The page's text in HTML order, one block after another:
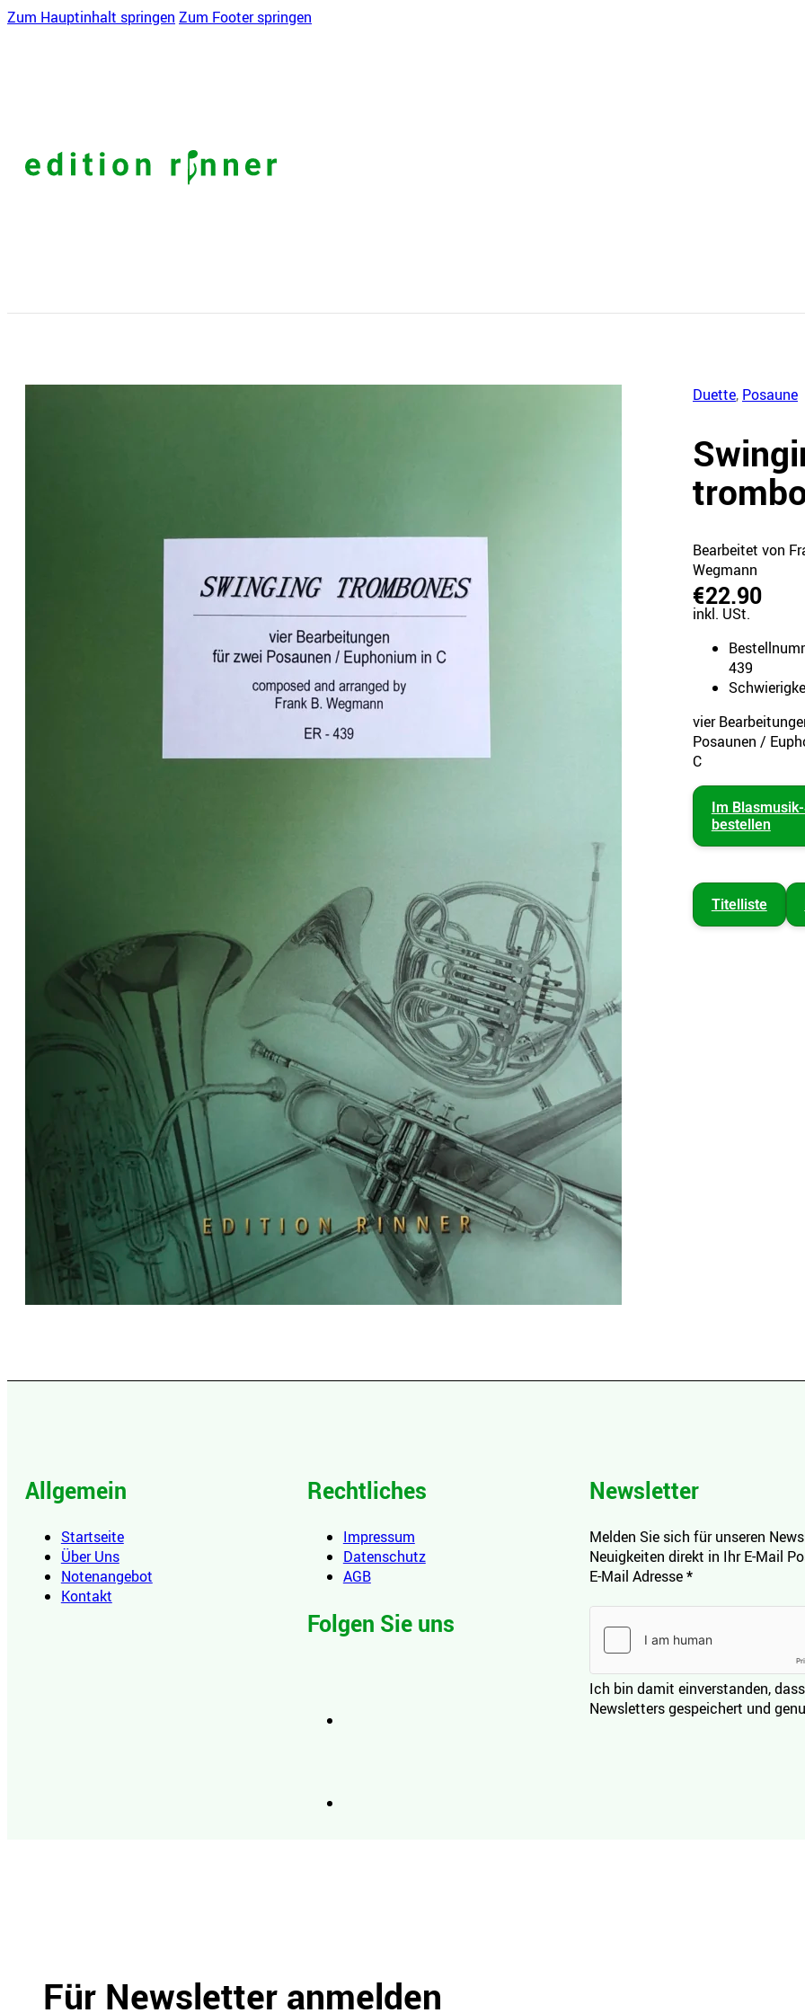
Zum Hauptinhalt springen Zum Footer springen
Duette, Posaune
Bearbeitet von
Wegmann
€22.90
inkl. USt.
439
vier
Posaunen /
C
Im
bestellen
Titelliste
Allgemein
Startseite
Über Uns
Notenangebot
Kontakt
Rechtliches
Impressum
Datenschutz
AGB
Folgen Sie uns
Newsletter
Melden Sie sich für unseren
Neuigkeiten direkt in Ihr E-Mail
E-Mail Adresse*
Ich bin damit einverstanden,
Newsletters gespeichert und
Für Newsletter anmelden